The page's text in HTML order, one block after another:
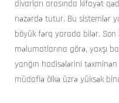
divarları arasında kifayət
nəzərdə tutur. Bu sistemlər
böyük fərq yarada bilər. Son
məlumatlarına görə, yaxşı
yanğın hadisələrini
müdafiə ölkə üzrə yüksək